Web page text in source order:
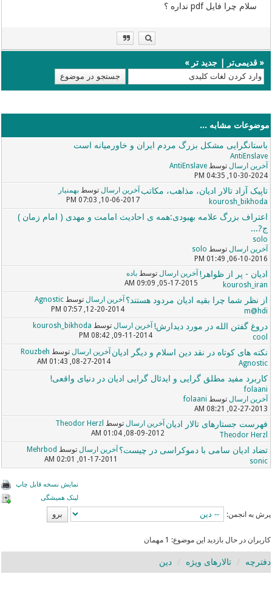
سلام چرا فایل pdf نداره ؟
«قدیمی‌تر |جدید تر »
موضوعات مشابه ...
باستانگرایی مشکل بزرگ مردم ایران و خاورمیانه است
AntiEnslave
آخرین ارسال توسطAntiEnslave
10-30-2024, 04:35 PM
تاپیک آزاد تالار ادیان، مذاهب، مکاتب
kourosh_bikhoda
آخرین ارسال توسطبهمنیار
10-06-2017, 07:03 PM
اعتراف بزرگ علامه بهبودی:همه ی احادیث امامت و مهدی ( امام زمان )
ج?...
solo
آخرین ارسال توسط solo
06-10-2016, 01:49 PM
ادیان - پر از ظواهر!
kourosh_iran
آخرین ارسال توسطباده
05-17-2015, 09:09 AM
از نظر شما چرا بقیه ادیان مردود هستند؟
m@hdi
آخرین ارسال توسطAgnostic
12-20-2014, 07:57 PM
دروغ گفتن الله در مورد دیدارش!
cool
آخرین ارسال توسط kourosh_bikhoda
09-11-2014, 08:42 PM
نکته های کوتاه در نقد دین اسلام و دیگر ادیان
Agnostic
آخرین ارسال توسط Rouzbeh
08-27-2014, 01:43 AM
کاربرد مفید مطلق گرایی و ایدئال گرایی ادیان در دنیای واقعی!
folaani
آخرین ارسال توسط folaani
02-27-2013, 08:21 AM
فهرست جستارهای تالار ادیان
Theodor Herzl
آخرین ارسال توسط
Theodor Herzl
08-09-2012, 01:04 AM
تضاد ادیان سامی با دموکراسی در چیست؟
sonic
آخرین ارسال توسط Mehrbod
01-17-2011, 02:01 AM
نمایش نسخه قابل چاپ
لینک همیشگی
پرش به انجمن:
کاربران در حال بازدید این موضوع: 1 مهمان
دفترچه تالارهای ویژه دین